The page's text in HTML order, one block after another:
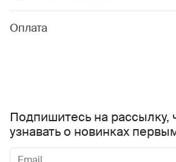
Оплата
Подпишитесь на рассылку,
узнавать о новинках